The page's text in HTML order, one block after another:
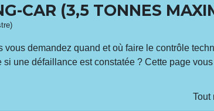
CAR (3,5 TONNES
demandez quand et où faire le contrôle
une défaillance est constatée ? Cette page
Tout